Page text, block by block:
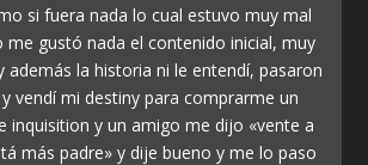
si fuera nada lo cual estuvo muy mal
me gustó nada el contenido inicial, muy
además la historia ni le entendí, pasaron
vendí mi destiny para comprarme un
inquisition y un amigo me dijo «vente a
más padre» y dije bueno y me lo paso